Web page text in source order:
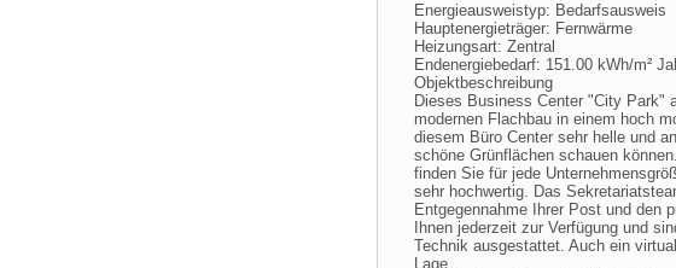
Energieausweistyp: Bedarfsausweis
Hauptenergieträger: Fernwärme
Heizungsart: Zentral
Endenergiebedarf: 151.00 kWh/m²
Objektbeschreibung
Dieses Business Center "City Park"
modernen Flachbau in einem hoch
diesem Büro Center sehr helle und
schöne Grünflächen schauen
finden Sie für jede
sehr hochwertig. Das
Entgegennahme Ihrer Post und den
Ihnen jederzeit zur Verfügung und
Technik ausgestattet. Auch ein
Lage